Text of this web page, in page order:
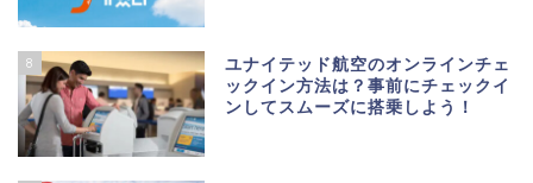
8
ユナイテッド航空のオンラインチェ
ックイン方法は？事前にチェックイ
ンしてスムーズに搭乗しよう！